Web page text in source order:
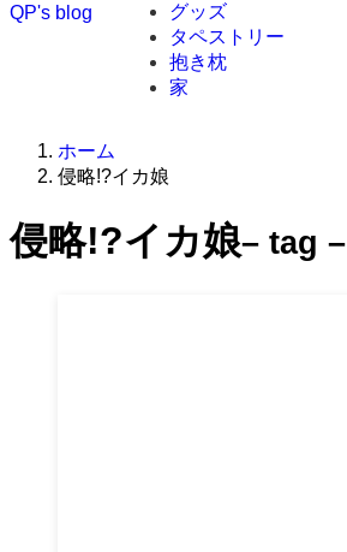
QP's blog
グッズ
タペストリー
抱き枕
家
ホーム
侵略!?イカ娘
侵略!?イカ娘– tag –